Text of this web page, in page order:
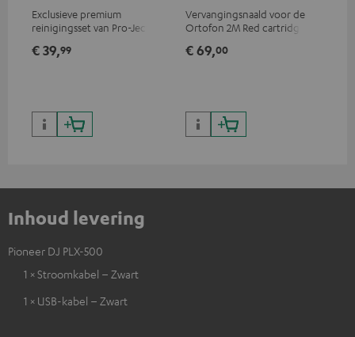
Exclusieve premium
reinigingsset van Pro-Ject
platenspelers, alleen
€ 39,99
Vervangingsnaald voor de
Ortofon 2M Red cartridge
€ 69,00
Inhoud levering
Pioneer DJ PLX-500
1 × Stroomkabel – Zwart
1 × USB-kabel – Zwart